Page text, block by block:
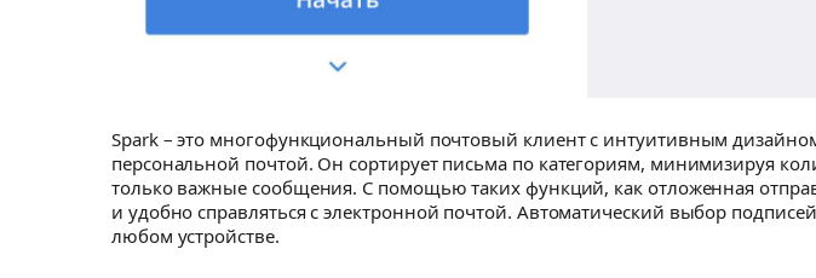
Spark – это многофункциональный почтовый клиент с интуитивным
персональной почтой. Он сортирует письма по категориям, минимизируя
только важные сообщения. С помощью таких функций, как отложенная
и удобно справляться с электронной почтой. Автоматический выбор
любом устройстве.